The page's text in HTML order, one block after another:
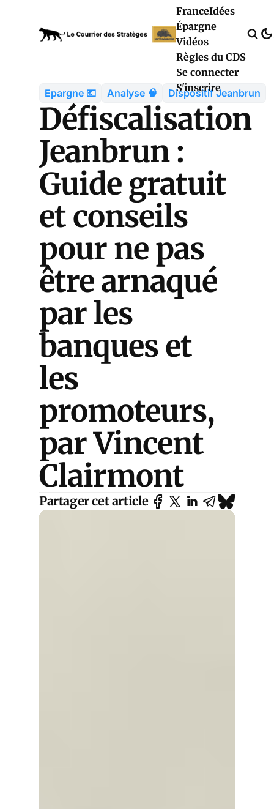
FranceIdées
Épargne
Vidéos
Règles du CDS
Se connecter
S'inscrire
Epargne 💶 Analyse 🧠 Dispositif Jeanbrun
Défiscalisation
Jeanbrun :
Guide gratuit
et conseils
pour ne pas
être arnaqué
par les
banques et
les
promoteurs,
par Vincent
Clairmont
Partager cet article